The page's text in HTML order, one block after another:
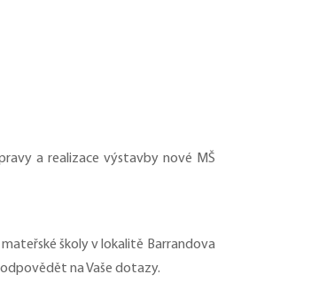
a realizace výstavby nové MŠ
školy v lokalitě Barrandova
na Vaše dotazy.